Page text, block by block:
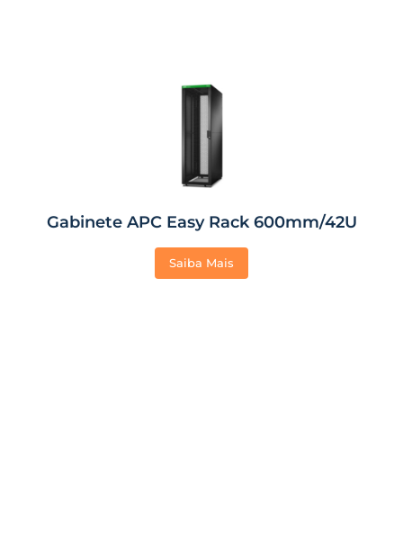
Gabinete APC Easy Rack 600mm/42U
Saiba Mais